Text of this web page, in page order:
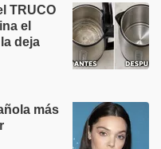
TRUCO
el
deja
más